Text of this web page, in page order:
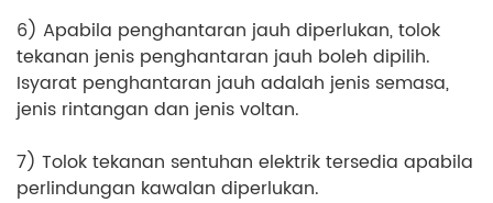
6) Apabila penghantaran jauh diperlukan, tolok
tekanan jenis penghantaran jauh boleh dipilih.
Isyarat penghantaran jauh adalah jenis semasa,
jenis rintangan dan jenis voltan.
7) Tolok tekanan sentuhan elektrik tersedia apabila
perlindungan kawalan diperlukan.